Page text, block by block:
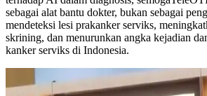
sebagai alat bantu dokter, bukan sebagai
mendeteksi lesi prakanker serviks,
skrining, dan menurunkan angka kejadian
kanker serviks di Indonesia.